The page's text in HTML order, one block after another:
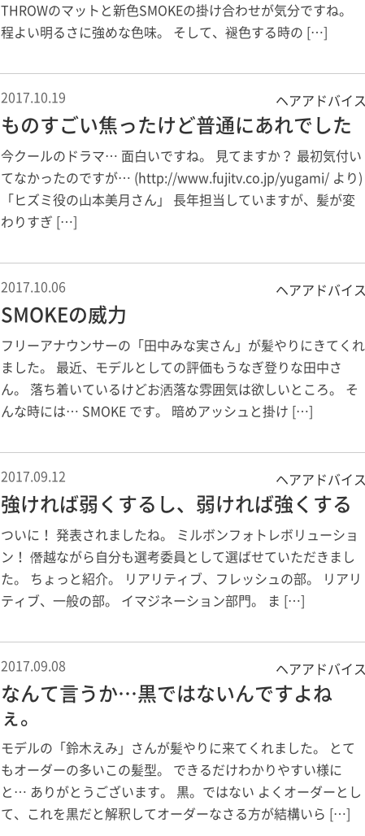
THROWのマットと新色SMOKEの掛け合わせが気分ですね。
程よい明るさに強めな色味。 そして、褪色する時の […]
2017.10.19 ヘアアドバイス
ものすごい焦ったけど普通にあれでした
今クールのドラマ… 面白いですね。 見てますか？ 最初気付い
てなかったのですが… (http://www.fujitv.co.jp/yugami/ より)
「ヒズミ役の山本美月さん」 長年担当していますが、髪が変
わりすぎ […]
2017.10.06 ヘアアドバイス
SMOKEの威力
フリーアナウンサーの「田中みな実さん」が髪やりにきてくれ
ました。 最近、モデルとしての評価もうなぎ登りな田中さ
ん。 落ち着いているけどお洒落な雰囲気は欲しいところ。 そ
んな時には… SMOKE です。 暗めアッシュと掛け […]
2017.09.12 ヘアアドバイス
強ければ弱くするし、弱ければ強くする
ついに！ 発表されましたね。 ミルボンフォトレボリューショ
ン！ 僭越ながら自分も選考委員として選ばせていただきまし
た。 ちょっと紹介。 リアリティブ、フレッシュの部。 リアリ
ティブ、一般の部。 イマジネーション部門。 ま […]
2017.09.08 ヘアアドバイス
なんて言うか…黒ではないんですよね
ぇ。
モデルの「鈴木えみ」さんが髪やりに来てくれました。 とて
もオーダーの多いこの髪型。 できるだけわかりやすい様に
と… ありがとうございます。 黒。ではない よくオーダーとし
て、これを黒だと解釈してオーダーなさる方が結構いら […]